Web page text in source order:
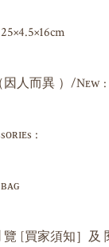
人而異 ）/Nᴇᴡ :
:
[買家須知］及